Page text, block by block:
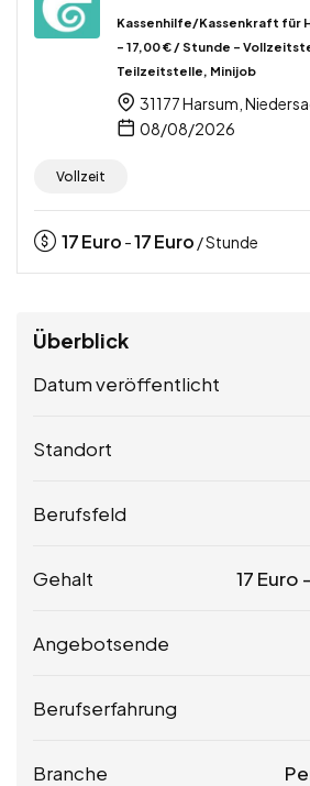
Kassenhilfe/Kassenkraft für
– 17,00 € / Stunde –
Teilzeitstelle, Minijob
31177 Harsum,
08/08/2026
Vollzeit
17Euro -17Euro / Stunde
Überblick
Datum veröffentlicht
Standort
Berufsfeld
Gehalt 17 Euro -
Angebotsende
Berufserfahrung
Branche